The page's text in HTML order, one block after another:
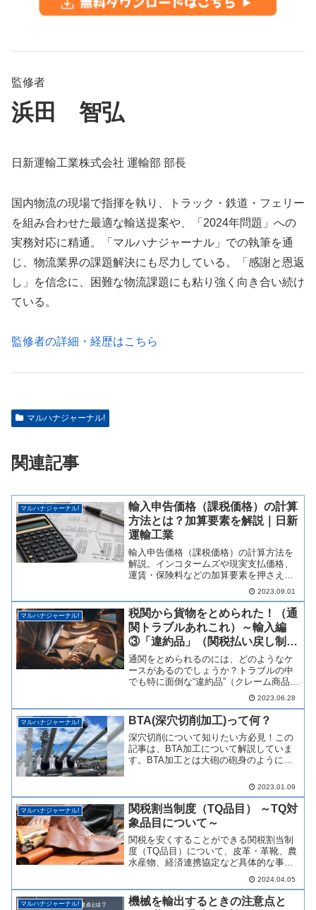
監修者
浜田 智弘
日新運輸工業株式会社 運輸部 部長
国内物流の現場で指揮を執り、トラック・鉄道・フェリー
を組み合わせた最適な輸送提案や、「2024年問題」への
実務対応に精通。「マルハナジャーナル」での執筆を通
じ、物流業界の課題解決にも尽力している。「感謝と恩返
し」を信念に、困難な物流課題にも粘り強く向き合い続け
ている。
監修者の詳細・経歴はこちら
マルハナジャーナル!
関連記事
マルハナジャーナル!
輸入申告価格（課税価格）の計算
方法とは？加算要素を解説｜日新
運輸工業
輸入申告価格（課税価格）の計算方法を
解説。インコタームズや現実支払価格、
運賃・保険料などの加算要素を押さえ、
申告漏れを防ぐポイントを通関の専門家
がわかりやすくまとめました。
2023.09.01
マルハナジャーナル!
税関から貨物をとめられた！（通
関トラブルあれこれ）～輸入編
③「違約品」（関税払い戻し制
度）～
通関をとめられるのには、どのようなケ
ースがあるのでしょうか？トラブルの中
でも特に面倒な“違約品”（クレーム商品）
についてご紹介。再輸出、積戻し、関税
の払い戻しについても解説いたします。
2023.06.28
マルハナジャーナル! BTA(深穴切削加工)って何？
深穴切削について知りたい方必見！この
記事は、BTA加工について解説していま
す。BTA加工とは大砲の砲身のように、
は、ガンドリル加工と比較して違いにつ
いて説明しています。この記事を読め
ば、超精密技術であるBTA加工について
知ることができます。
2023.01.09
マルハナジャーナル!
関税割当制度（TQ品目） ～TQ対
象品目について～
関税を安くすることができる関税割当制
度（TQ品目）について、皮革・革靴、農
水産物、経済連携協定など具体的な事例
をあげながらご紹介いたします。2024.04.05
マルハナジャーナル!
機械を輸出するときの注意点と